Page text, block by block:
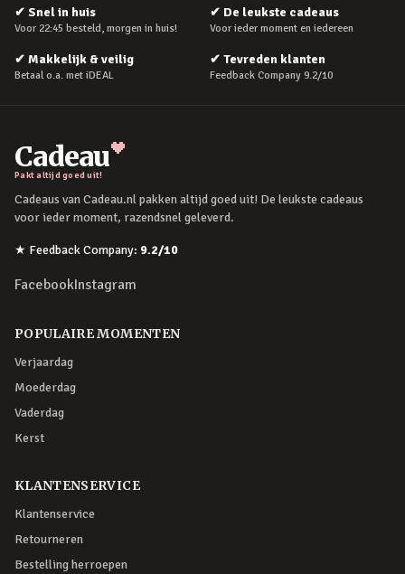
✔ Snel in huis
Voor 22:45 besteld, morgen in huis!
✔ De leukste cadeaus
Voor ieder moment en iedereen
✔ Makkelijk & veilig
Betaal o.a. met iDEAL
✔ Tevreden klanten
Feedback Company 9.2/10
Cadeau
Pakt altijd goed uit!
Cadeaus van Cadeau.nl pakken altijd goed uit! De leukste cadeaus
voor ieder moment, razendsnel geleverd.
★ Feedback Company: 9.2/10
FacebookInstagram
POPULAIRE MOMENTEN
Verjaardag
Moederdag
Vaderdag
Kerst
KLANTENSERVICE
Klantenservice
Retourneren
Bestelling herroepen